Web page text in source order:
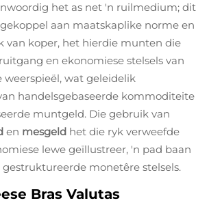
het as net 'n ruilmedium; dit
aan maatskaplike norme en
van koper, het hierdie munten die
en ekonomiese stelsels van
weerspieël, wat geleidelik
handelsgebaseerde kommoditeite
muntgeld. Die gebruik van
en mesgeld het die ryk verweefde
lewe geïllustreer, 'n pad baan
monetêre stelsels.
Bras Valutas